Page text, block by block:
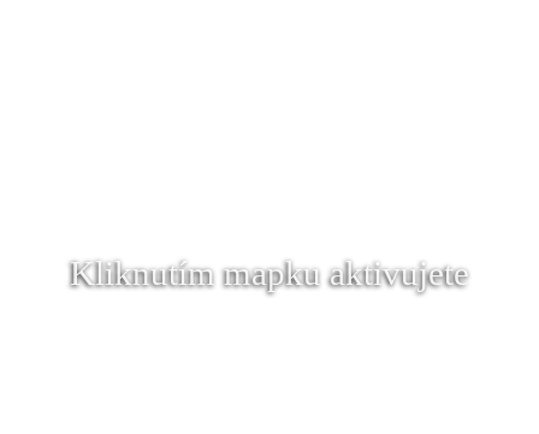
Kliknutím mapku aktivujete